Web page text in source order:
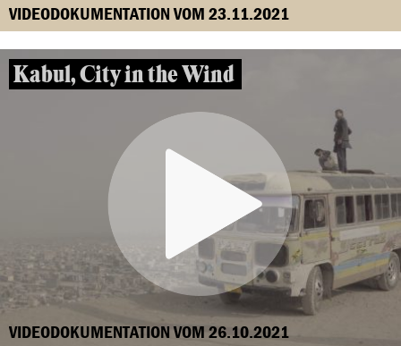
VIDEODOKUMENTATION VOM 23.11.2021
Kabul, City in the Wind
VIDEODOKUMENTATION VOM 26.10.2021